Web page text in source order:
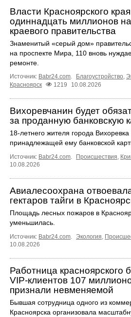
Власти Красноярского
одиннадцать миллионов
краевого правительства
Знаменитый «серый дом»
на проспекте Мира, 110 вновь
ремонте.
Источник: Babr24.com. Благоустройство,
Красноярск
1219 10.08.2026
Вихоревчанин будет
за проданную банковскую
18‑летнего жителя города
принадлежащей ему банковской
Источник: Babr24.com. Происшествия,
10.08.2026
Авиалесоохрана
гектаров тайги в
Площадь лесных пожаров в
уменьшилась.
Источник: Babr24.com. Экология,
10.08.2026
Работница красноярского
VIP-клиентов 107
признали невменяемой
Бывшая сотрудница одного из
Красноярска организовала